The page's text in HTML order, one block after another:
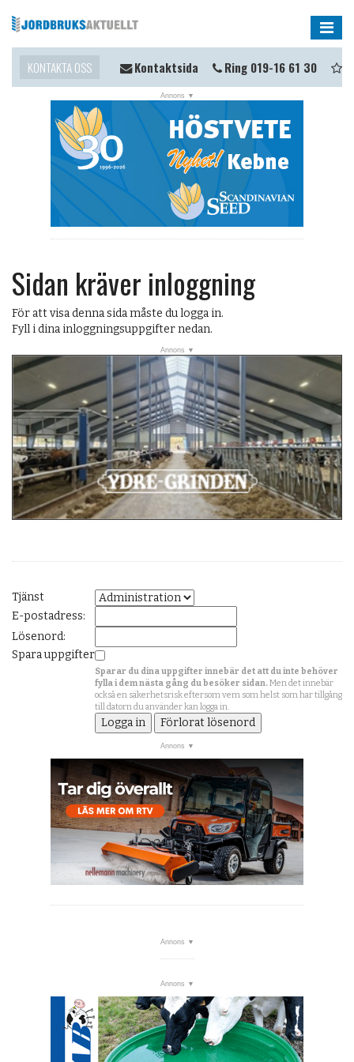
KONTAKTA OSS
komma i kontakt? Kontaktsida Ring 019-16 61 30
Sidan kräver inloggning
För att visa denna sida måste du logga in.
Fyll i dina inloggningsuppgifter nedan.
Tjänst
E-postadress:
Lösenord:
Spara uppgifter
Sparar du dina uppgifter innebär det att du inte behöver
fylla i dem nästa gång du besöker sidan.Men det innebär
också en säkerhetsrisk eftersom vem som helst som har tillgång
till datorn du använder kan logga in.